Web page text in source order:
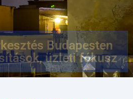
Budapesten
üzleti fókusz